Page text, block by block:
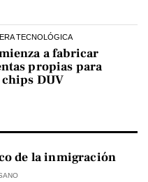
TECNOLÓGICA
a fabricar
propias para
DUV
de la inmigración